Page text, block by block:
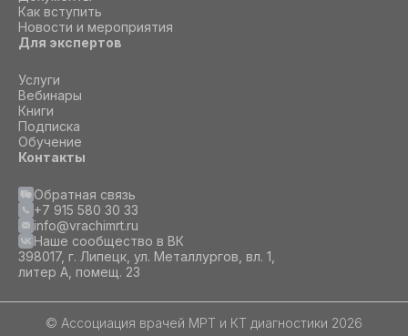
Как вступить
Новости и мероприятия
Для экспертов
Услуги
Вебинары
Книги
Подписка
Обучение
Контакты
Обратная связь
+7 915 580 30 33
info@vrachimrt.ru
Наше сообщество в ВК
398017, г. Липецк, ул. Металлургов, вл. 1,
литер А, помещ. 23
© Ассоциация врачей МРТ и КТ диагностики 2026
СОГЛАСИЕ